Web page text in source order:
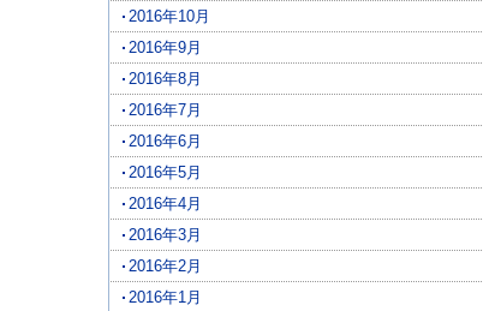
2016年10月
2016年9月
2016年8月
2016年7月
2016年6月
2016年5月
2016年4月
2016年3月
2016年2月
2016年1月